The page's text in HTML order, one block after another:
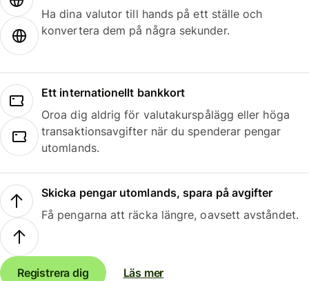
Ha dina valutor till hands på ett ställe och
konvertera dem på några sekunder.
Ett internationellt bankkort
Oroa dig aldrig för valutakurspålägg eller höga
transaktionsavgifter när du spenderar pengar
utomlands.
Skicka pengar utomlands, spara på avgifter
Få pengarna att räcka längre, oavsett avståndet.
Registrera dig Läs mer